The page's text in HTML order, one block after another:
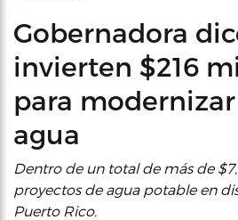
Gobernadora
invierten $216
para
agua
Dentro de un total de más de
proyectos de agua potable en
Puerto Rico.